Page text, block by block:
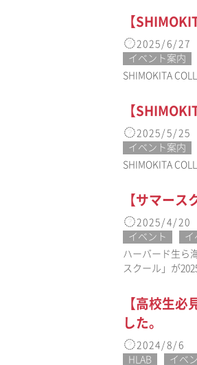
【
2025/6/27
イベント案内
SHIMOKITA
【
2025/5/25
イベント案内
SHIMOKITA
【サマー
2025/4/20
イベント
イ
ハーバード生ら
スクール」が
【高校生
した。
2024/8/6
HLAB
イベ